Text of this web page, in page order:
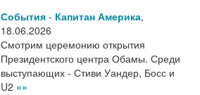
События - Капитан Америка,
18.06.2026
Смотрим церемонию открытия
Президентского центра Обамы. Среди
выступающих - Стиви Уандер, Босс и
U2 »»